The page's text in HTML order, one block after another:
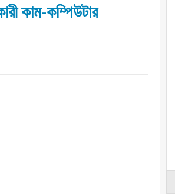
কাম-কম্পিউটার